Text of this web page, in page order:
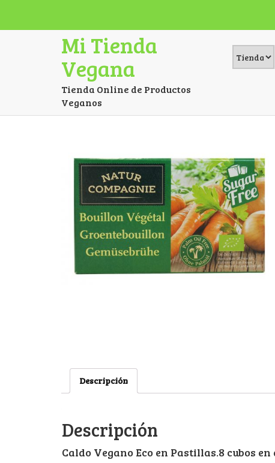
Mi Tienda
Vegana
Tienda Online de Productos
Veganos
Descripción
Descripción
Caldo Vegano Eco en Pastillas.8 cubos